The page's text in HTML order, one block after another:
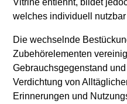
welches individuell
Die wechselnde
Zubehörelementen
Gebrauchsgegenstand
Verdichtung von
Erinnerungen und